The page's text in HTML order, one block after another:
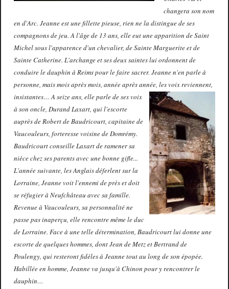
changera son nom
en d'Arc. Jeanne est une fillette pieuse, rien ne la distingue de ses
compagnons de jeu. A l'âge de 13 ans, elle eut une apparition de Saint
Michel sous l'apparence d'un chevalier, de Sainte Marguerite et de
Sainte Catherine. L'archange et ses deux saintes lui ordonnent de
conduire le dauphin à Reims pour le faire sacrer. Jeanne n'en parle à
personne, mais mois après mois, année après année, les voix reviennent,
insistantes… A seize ans, elle parle de ses voix
à son oncle, Durand Laxart, qui l'escorte
auprès de Robert de Baudricourt, capitaine de
Vaucouleurs, forteresse voisine de Domrémy.
Baudricourt conseille Laxart de ramener sa
nièce chez ses parents avec une bonne gifle...
L'année suivante, les Anglais déferlent sur la
Lorraine, Jeanne voit l'ennemi de près et doit
se réfugier à Neufchâteau avec sa famille.
Revenue à Vaucouleurs, sa personnalité ne
passe pas inaperçu, elle rencontre même le duc
de Lorraine. Face à une telle détermination, Baudricourt lui donne une
escorte de quelques hommes, dont Jean de Metz et Bertrand de
Poulengy, qui resteront fidèles à Jeanne tout au long de son épopée.
Habillée en homme, Jeanne va jusqu'à Chinon pour y rencontrer le
dauphin…